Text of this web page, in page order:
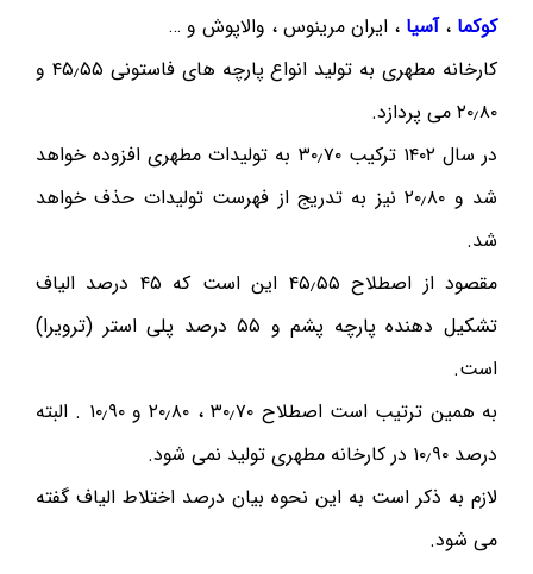
کوکما ،آسیا ، ایران مرینوس ، والاپوش و …
کارخانه مطهری به تولید انواع پارچه های فاستونی ۴۵٫۵۵ و
۲۰٫۸۰ می پردازد.
در سال ۱۴۰۲ ترکیب ۳۰٫۷۰ به تولیدات مطهری افزوده خواهد
شد و ۲۰٫۸۰ نیز به تدریج از فهرست تولیدات حذف خواهد
شد.
مقصود از اصطلاح ۴۵٫۵۵ این است که ۴۵ درصد الیاف
تشکیل دهنده پارچه پشم و ۵۵ درصد پلی استر (ترویرا)
است.
به همین ترتیب است اصطلاح ۳۰٫۷۰ ، ۲۰٫۸۰ و ۱۰٫۹۰ . البته
درصد ۱۰٫۹۰ در کارخانه مطهری تولید نمی شود.
لازم به ذکر است به این نحوه بیان درصد اختلاط الیاف گفته
می شود.